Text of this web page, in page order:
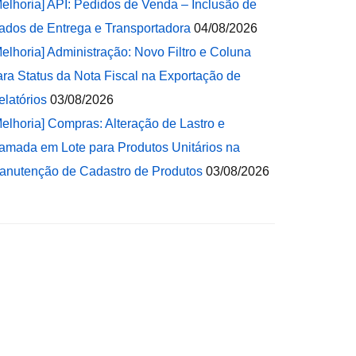
API: Pedidos de Venda – Inclusão de
de Entrega e Transportadora 04/08/2026
Administração: Novo Filtro e Coluna
Status da Nota Fiscal na Exportação de
03/08/2026
Compras: Alteração de Lastro e
em Lote para Produtos Unitários na
de Cadastro de Produtos 03/08/2026